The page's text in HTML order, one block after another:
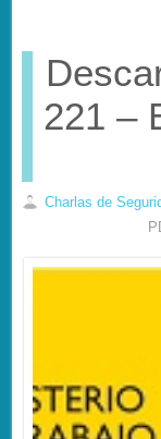
221 –
Charlas de